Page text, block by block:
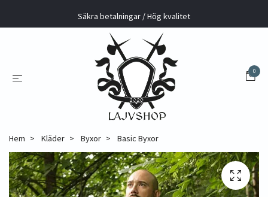
Säkra betalningar / Hög kvalitet
0
Hem Kläder Byxor Basic Byxor